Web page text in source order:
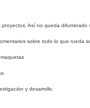
Así no queda difuminado
sobre todo lo que rueda
y desarrollo.